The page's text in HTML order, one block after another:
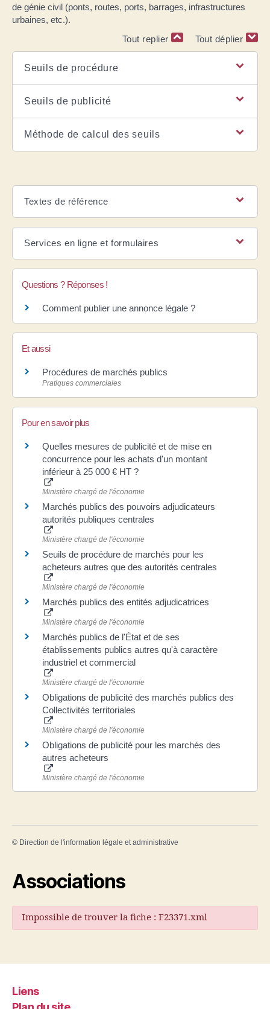
de génie civil (ponts, routes, ports, barrages, infrastructures
urbaines, etc.).
Tout replier
Tout déplier
Seuils de procédure
Seuils de publicité
Méthode de calcul des seuils
Textes de référence
Services en ligne et formulaires
Questions ? Réponses !
Comment publier une annonce légale ?
Et aussi
Procédures de marchés publics
Pratiques commerciales
Pour en savoir plus
Quelles mesures de publicité et de mise en
concurrence pour les achats d'un montant
inférieur à 25 000 € HT ?
Ministère chargé de l'économie
Marchés publics des pouvoirs adjudicateurs
autorités publiques centrales
Ministère chargé de l'économie
Seuils de procédure de marchés pour les
acheteurs autres que des autorités centrales
Ministère chargé de l'économie
Marchés publics des entités adjudicatrices
Ministère chargé de l'économie
Marchés publics de l'État et de ses
établissements publics autres qu'à caractère
industriel et commercial
Ministère chargé de l'économie
Obligations de publicité des marchés publics des
Collectivités territoriales
Ministère chargé de l'économie
Obligations de publicité pour les marchés des
autres acheteurs
Ministère chargé de l'économie
© Direction de l'information légale et administrative
Associations
Impossible de trouver la fiche : F23371.xml
Liens